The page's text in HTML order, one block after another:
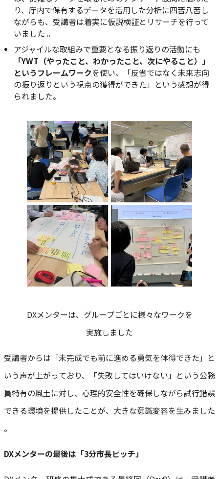
り、庁内で保有するデータを活用した分析に四苦八苦し
ながらも、受講者は着実に仮説検証とリサーチを行って
いました 。
アジャイルな取組みで重要となる振り返りの活動にも
「YWT（やったこと、わかったこと、次にやること）」
というフレームワークを使い、「反省ではなく未来志向
の振り返りという視点の獲得ができた」という感想が得
られました。
DXメンターは、グループごとに様々なワークを
実施しました
受講者からは「未完成でも前に進める勇気を体得できた」と
いう声が上がっており、「失敗してはいけない」という公務
員特有の風土に対し、心理的安全性を確保しながら試行錯誤
できる環境を提供したことが、大きな意識変容を生みました
。
DXメンターの最後は「3分市長ピッチ」